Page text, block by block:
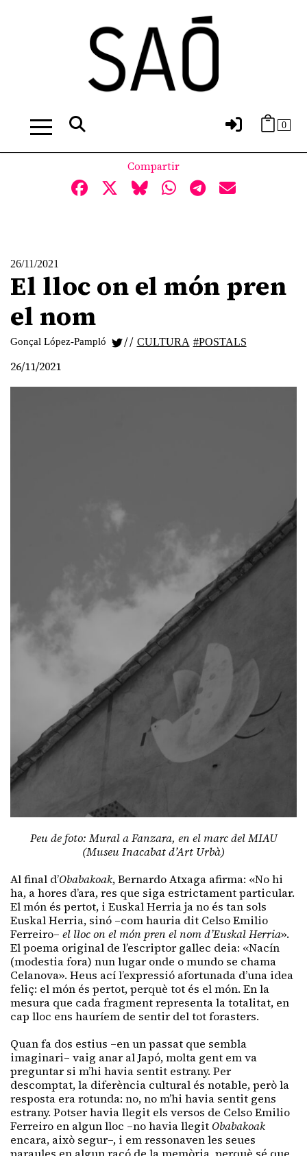
0
Compartir
26/11/2021
El lloc on el món pren
el nom
Gonçal López-Pampló / CULTURA
/ #POSTALS
26/11/2021
Peu de foto: Mural a Fanzara, en el marc del MIAU
(Museu Inacabat d’Art Urbà)
Al final d’Obabakoak, Bernardo Atxaga afirma: «No hi
ha, a hores d’ara, res que siga estrictament particular.
El món és pertot, i Euskal Herria ja no és tan sols
Euskal Herria, sinó –com hauria dit Celso Emilio
Ferreiro– el lloc on el món pren el nom d’Euskal Herria».
El poema original de l’escriptor gallec deia: «Nacín
(modestia fora) nun lugar onde o mundo se chama
Celanova». Heus ací l’expressió afortunada d’una idea
feliç: el món és pertot, perquè tot és el món. En la
mesura que cada fragment representa la totalitat, en
cap lloc ens hauríem de sentir del tot forasters.
Quan fa dos estius –en un passat que sembla
imaginari– vaig anar al Japó, molta gent em va
preguntar si m’hi havia sentit estrany. Per
descomptat, la diferència cultural és notable, però la
resposta era rotunda: no, no m’hi havia sentit gens
estrany. Potser havia llegit els versos de Celso Emilio
Ferreiro en algun lloc –no havia llegit Obabakoak
encara, això segur–, i em ressonaven les seues